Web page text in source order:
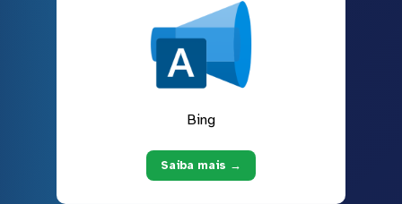
Bing
Saiba mais →